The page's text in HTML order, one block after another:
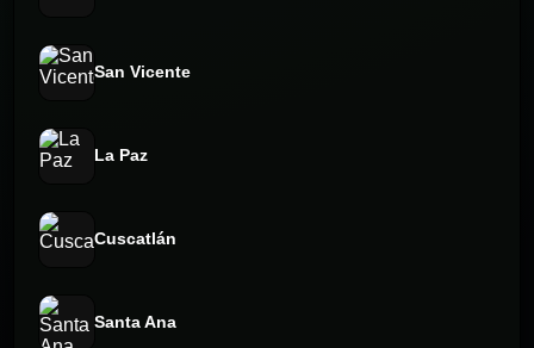
San Vicente
La Paz
Cuscatlán
Santa Ana